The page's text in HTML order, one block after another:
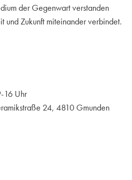
der Gegenwart verstanden
und Zukunft miteinander verbindet.
16 Uhr
24, 4810 Gmunden